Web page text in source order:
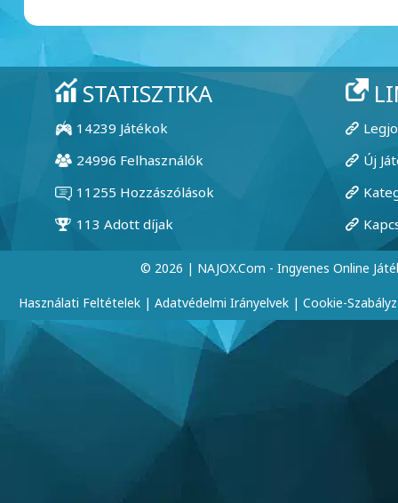
© 2026 | NAJOX.com - Ingyenes Online
Használati Feltételek| Adatvédelmi Irányelvek| Cookie-